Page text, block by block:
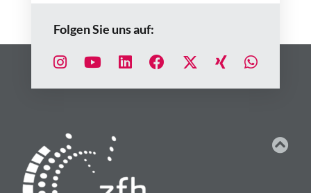
Folgen Sie uns auf: